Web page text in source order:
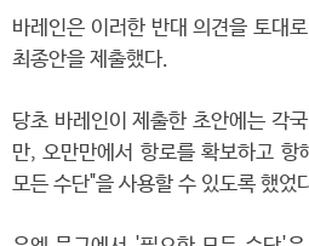
바레인은 이러한 반대 의견을 토대
최종안을 제출했다.
당초 바레인이 제출한 초안에는 각
만, 오만만에서 항로를 확보하고 항
모든 수단"을 사용할 수 있도록 했었